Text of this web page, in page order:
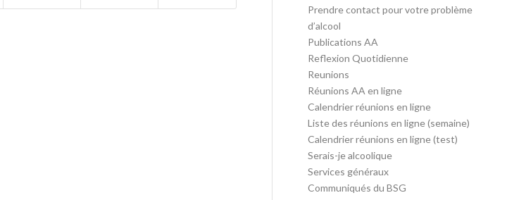
Prendre contact pour votre problème
d’alcool
Publications AA
Reflexion Quotidienne
Reunions
Réunions AA en ligne
Calendrier réunions en ligne
Liste des réunions en ligne (semaine)
Calendrier réunions en ligne (test)
Serais-je alcoolique
Services généraux
Communiqués du BSG